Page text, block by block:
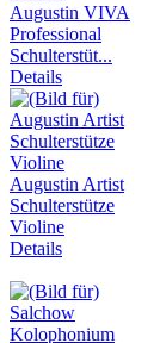
Augustin VIVA
Professional
Schulterstüt...
Details
Augustin Artist
Schulterstütze
Violine
Details